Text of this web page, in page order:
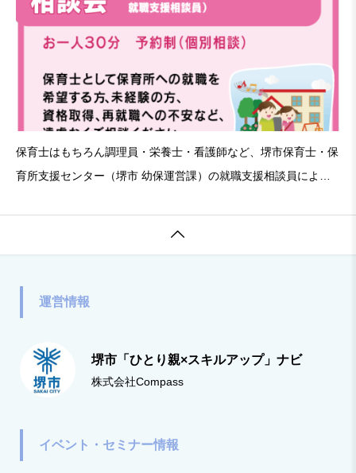
保育士はもちろん調理員・栄養士・看護師など、堺市保育士・保
育所支援センター（堺市 幼保運営課）の就職支援相談員による

運営情報
堺市「ひとり親×スキルアップ」ナビ
株式会社Compass
イベント・セミナー情報